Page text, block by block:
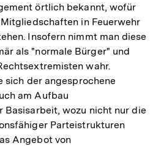
örtlich bekannt, wofür
in Feuerwehr
Insofern nimmt man diese
als "normale Bürger" und
wahr.
der angesprochene
am Aufbau
wozu nicht nur die
Parteistrukturen
Angebot von